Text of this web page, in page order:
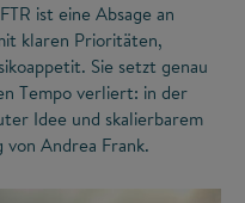
ist eine Absage an
klaren Prioritäten,
Sie setzt genau
Tempo verliert: in der
Idee und skalierbarem
Andrea Frank.